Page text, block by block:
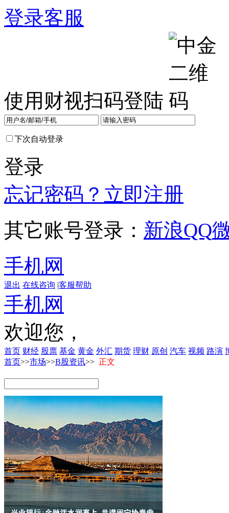
登录客服
使用财视扫码登陆
下次自动登录
登录
忘记密码？ 立即注册
其它账号登录： 新浪QQ
手机网
退出 在线咨询 |客服帮助
手机网
欢迎您，
首页 财经 股票 基金 黄金 外汇 期货 理财 原创 汽车 视频 路演
首页>>市场>>B股资讯>> 正文